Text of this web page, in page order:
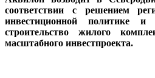
соответствии с решением
инвестиционной политике и
строительство жилого
масштабного инвестпроекта.